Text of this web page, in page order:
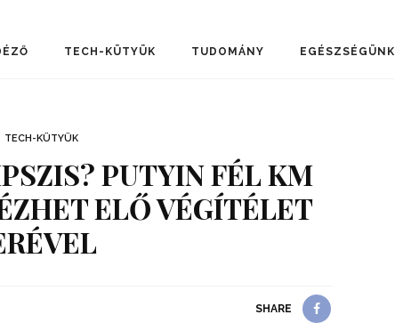
TECH-KÜTYÜK TUDOMÁNY EGÉSZSÉGÜNK
TECH-KÜTYÜK
PUTYIN FÉL KM
ELŐ VÉGÍTÉLET
SHARE